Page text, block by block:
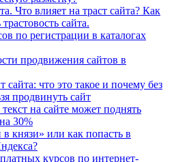
Что влияет на траст сайта? Как
сайта.
по регистрации в каталогах
продвижения сайтов в
сайта: что это такое и почему без
продвинуть сайт
на сайте может поднять
30%
в князи» или как попасть в
курсов по интернет-